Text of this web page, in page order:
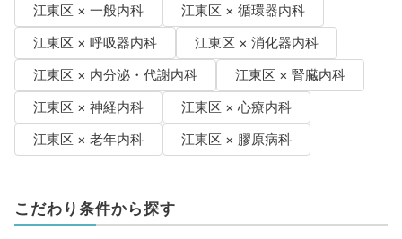
江東区 × 一般内科
江東区 × 循環器内科
江東区 × 呼吸器内科
江東区 × 消化器内科
江東区 × 内分泌・代謝内科
江東区 × 腎臓内科
江東区 × 神経内科
江東区 × 心療内科
江東区 × 老年内科
江東区 × 膠原病科
こだわり条件から探す